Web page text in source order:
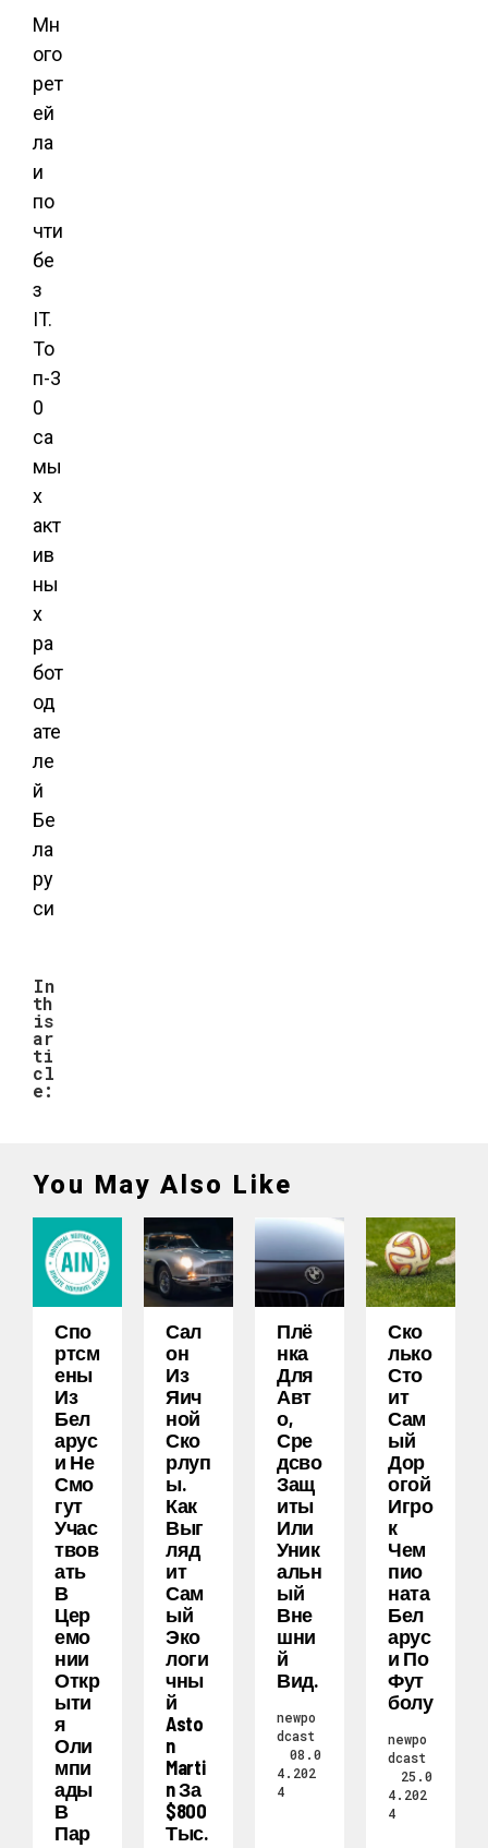
Мн
ого
рет
ей
ла
и
по
чти
бе
з
IT.
То
п-3
0
са
мы
х
акт
ив
ны
х
ра
бот
од
ате
ле
й
Бе
ла
ру
си
In
th
is
ar
ti
cl
e:
You May Also Like
Спо
Ртсм
Ены
Из
Бел
Арус
И Не
Смо
Гут
Учас
Твов
Ать
В
Цер
Емо
Нии
Откр
Ыти
Я
Оли
Мпи
Ады
В
Пар
Сал
Он
Из
Яич
Ной
Ско
Рлуп
Ы.
Как
Выг
Ляд
Ит
Сам
Ый
Эко
Логи
Чны
Й
Asto
N
Marti
N За
$800
Тыс.
Плё
Нка
Для
Авт
О,
Сре
Дсво
Защ
Иты
Или
Уник
Альн
Ый
Вне
Шни
Й
Вид.
newpo
dcast
08.0
4.202
4
Ско
Лько
Сто
Ит
Сам
Ый
Дор
Огой
Игро
К
Чем
Пио
Ната
Бел
Арус
И По
Фут
Болу
newpo
dcast
25.0
4.202
4